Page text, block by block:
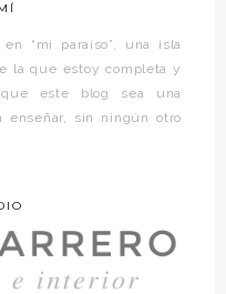
“mi paraíso”, una isla
la que estoy completa y
que este blog sea una
enseñar, sin ningún otro